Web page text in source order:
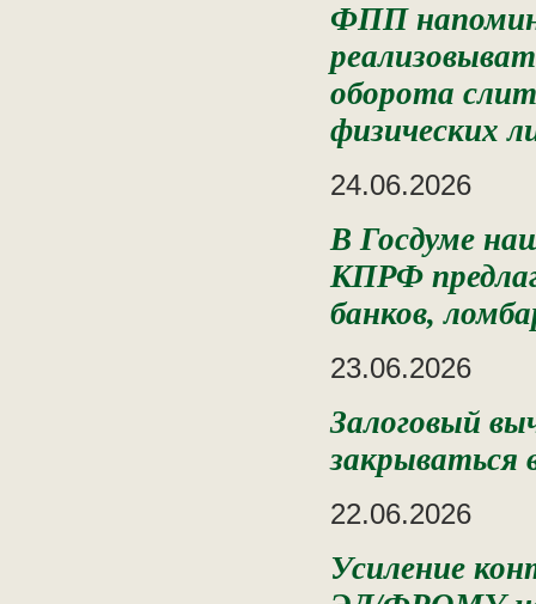
ФПП
оборота
физических
24.06.2026
В Госдуме
КПРФ
банков,
23.06.2026
Залоговый
закрываться
22.06.2026
Усиление